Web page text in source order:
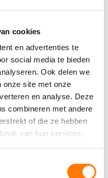
cookies
en advertenties te
social media te bieden
Ook delen we
onze site met onze
en analyse. Deze
combineren met andere
of die ze hebben
van hun services.
afgeleverd en ter
locatie. Indien geen
zal aflevering en de ter
plaatsvinden op het
geleverd en het risico
moment van feitelijke ter
moment dat de zaken op
overeengekomen) wordt
Exacte tijdstippen kunnen